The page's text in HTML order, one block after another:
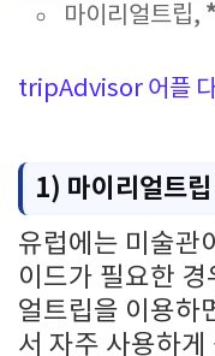
마이리얼트립,
tripAdvisor 어플 다
1) 마이리얼트립
유럽에는 미술관
이드가 필요한 경
얼트립을 이용하
서 자주 사용하